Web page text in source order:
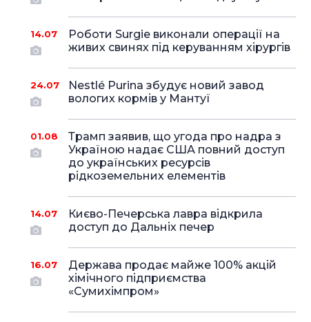
14.07
Роботи Surgie виконали операції на
живих свинях під керуванням хірургів
24.07
Nestlé Purina збудує новий завод
вологих кормів у Мантуї
01.08
Трамп заявив, що угода про надра з
Україною надає США повний доступ
до українських ресурсів
рідкоземельних елементів
14.07
Києво-Печерська лавра відкрила
доступ до Дальніх печер
16.07
Держава продає майже 100% акцій
хімічного підприємства
«Сумихімпром»